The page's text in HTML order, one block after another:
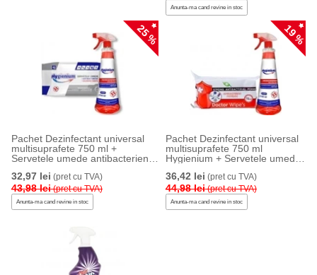
Anunta-ma cand revine in stoc
25 %
Pachet Dezinfectant universal
multisuprafete 750 ml +
Servetele umede antibacteriene
32,97 lei (pret cu TVA)
43,98 lei(pret cu TVA)
Anunta-ma cand revine in stoc
19 %
Pachet Dezinfectant universal
multisuprafete 750 ml
Hygienium + Servetele umede
Doctor Wipes
36,42 lei (pret cu TVA)
44,98 lei(pret cu TVA)
Anunta-ma cand revine in stoc